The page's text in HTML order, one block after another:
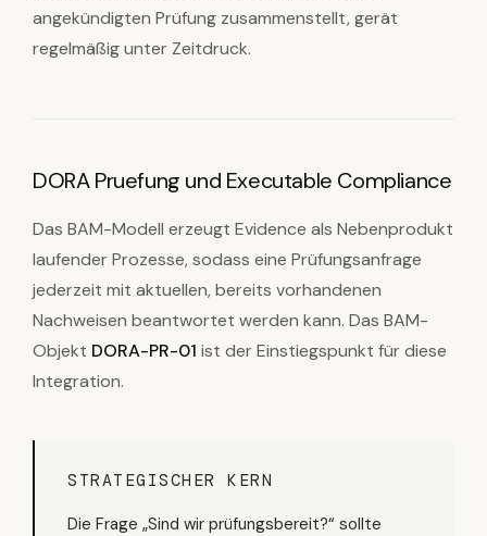
angekündigten Prüfung zusammenstellt, gerät
regelmäßig unter Zeitdruck.
DORA Pruefung und Executable Compliance
Das BAM-Modell erzeugt Evidence als Nebenprodukt
laufender Prozesse, sodass eine Prüfungsanfrage
jederzeit mit aktuellen, bereits vorhandenen
Nachweisen beantwortet werden kann. Das BAM-
Objekt DORA-PR-01 ist der Einstiegspunkt für diese
Integration.
STRATEGISCHER KERN
Die Frage „Sind wir prüfungsbereit?“ sollte